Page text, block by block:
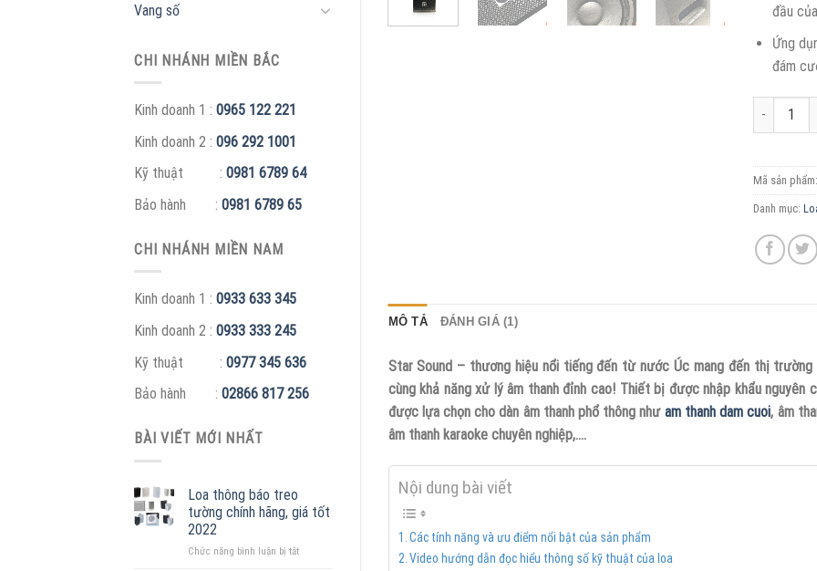
Vang số
CHI NHÁNH MIỀN BẮC
Kinh doanh 1 : 0965 122 221
Kinh doanh 2 : 096 292 1001
Kỹ thuật : 0981 6789 64
Bảo hành : 0981 6789 65
CHI NHÁNH MIỀN NAM
Kinh doanh 1 : 0933 633 345
Kinh doanh 2 : 0933 333 245
Kỹ thuật : 0977 345 636
Bảo hành : 02866 817 256
BÀI VIẾT MỚI NHẤT
Loa thông báo treo
tường chính hãng, giá tốt
2022
Chức năng bình luận bị tắtở
đầu
Ứng
đám
Loa Star
Mã sản
Danh mục:
MÔ TẢ ĐÁNH GIÁ (1)
Star Sound – thương hiệu nổi tiếng đến từ nước Úc mang đến thị
cùng khả năng xử lý âm thanh đỉnh cao! Thiết bị được nhập khẩu
được lựa chọn cho dàn âm thanh phổ thông như am thanh dam cuoi, âm
âm thanh karaoke chuyên nghiệp,….
Nội dung bài viết
Các tính năng và ưu điểm nổi bật của sản phẩm
Video hướng dẫn đọc hiểu thông số kỹ thuật của loa